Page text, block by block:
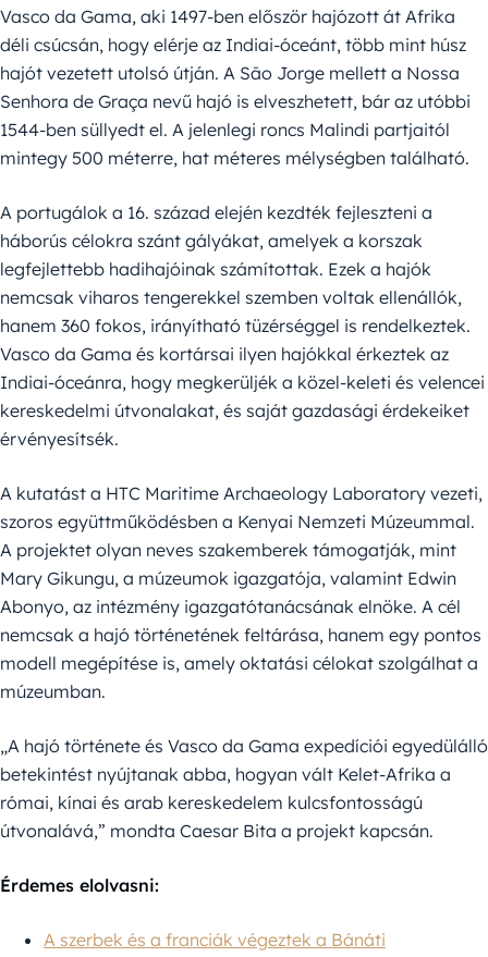
Vasco da Gama, aki 1497-ben először hajózott át Afrika
déli csúcsán, hogy elérje az Indiai-óceánt, több mint húsz
hajót vezetett utolsó útján. A Sāo Jorge mellett a Nossa
Senhora de Graça nevű hajó is elveszhetett, bár az utóbbi
1544-ben süllyedt el. A jelenlegi roncs Malindi partjaitól
mintegy 500 méterre, hat méteres mélységben található.
A portugálok a 16. század elején kezdték fejleszteni a
háborús célokra szánt gályákat, amelyek a korszak
legfejlettebb hadihajóinak számítottak. Ezek a hajók
nemcsak viharos tengerekkel szemben voltak ellenállók,
hanem 360 fokos, irányítható tüzérséggel is rendelkeztek.
Vasco da Gama és kortársai ilyen hajókkal érkeztek az
Indiai-óceánra, hogy megkerüljék a közel-keleti és velencei
kereskedelmi útvonalakat, és saját gazdasági érdekeiket
érvényesítsék.
A kutatást a HTC Maritime Archaeology Laboratory vezeti,
szoros együttműködésben a Kenyai Nemzeti Múzeummal.
A projektet olyan neves szakemberek támogatják, mint
Mary Gikungu, a múzeumok igazgatója, valamint Edwin
Abonyo, az intézmény igazgatótanácsának elnöke. A cél
nemcsak a hajó történetének feltárása, hanem egy pontos
modell megépítése is, amely oktatási célokat szolgálhat a
múzeumban.
„A hajó története és Vasco da Gama expedíciói egyedülálló
betekintést nyújtanak abba, hogyan vált Kelet-Afrika a
római, kínai és arab kereskedelem kulcsfontosságú
útvonalává,” mondta Caesar Bita a projekt kapcsán.
Érdemes elolvasni:
A szerbek és a franciák végeztek a Bánáti